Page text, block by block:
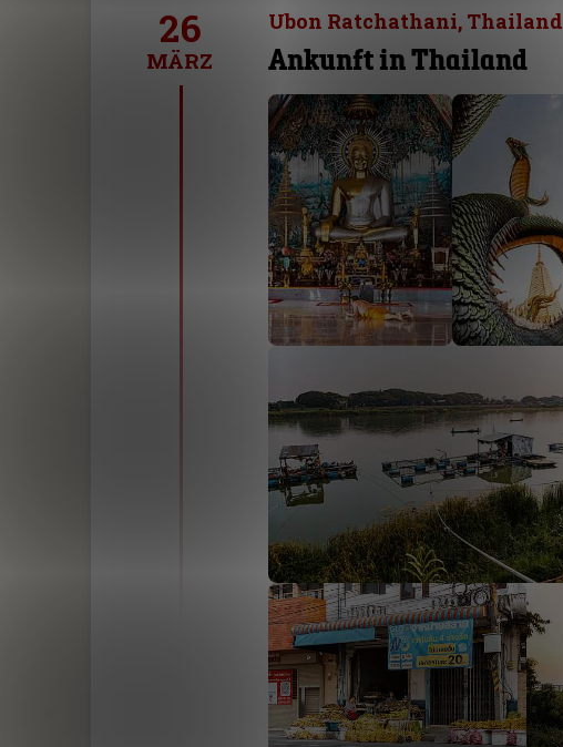
26
MÄRZ
Ubon Ratchathani, Thailand
Ankunft in Thailand